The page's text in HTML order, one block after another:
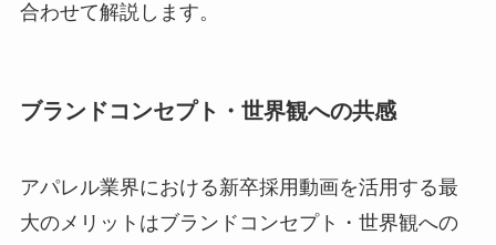
合わせて解説します。
ブランドコンセプト・世界観への共感
アパレル業界における新卒採用動画を活用する最
大のメリットはブランドコンセプト・世界観への